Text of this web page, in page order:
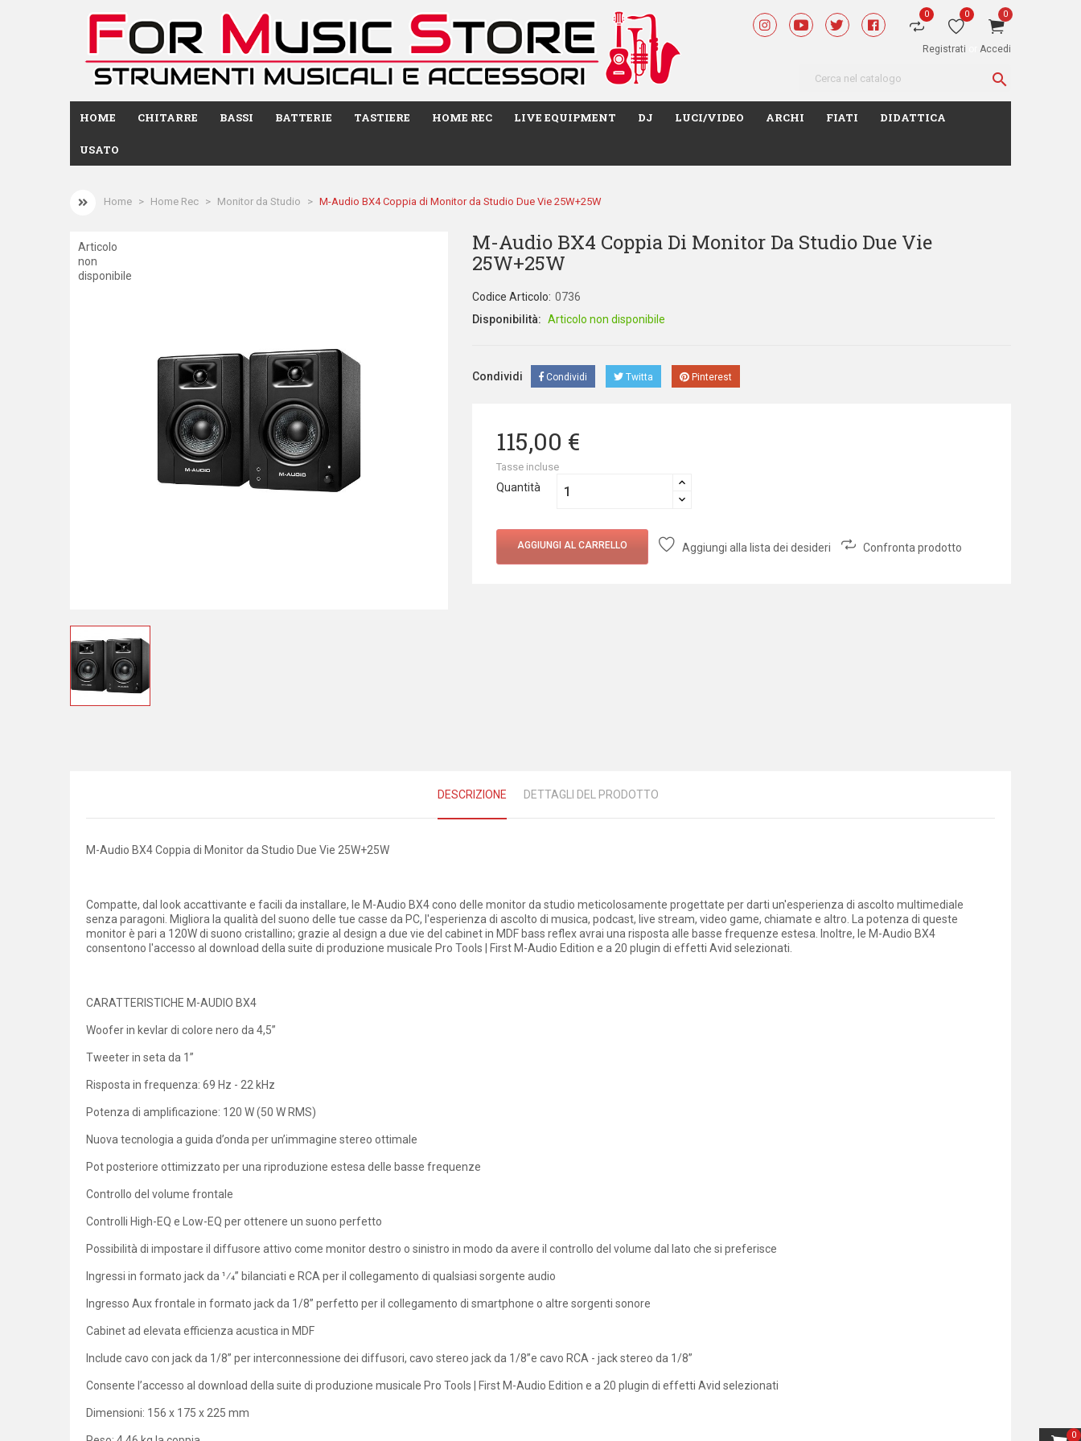
0
0
0
Registrati Accedi

HOME CHITARRE BASSI BATTERIE TASTIERE HOME REC LIVE EQUIPMENT DJ LUCI/VIDEO ARCHI FIATI DIDATTICA
USATO
Home Home Rec Monitor da Studio M-Audio BX4 Coppia di Monitor da Studio Due Vie 25W+25W
Articolo
non
disponibile
M-Audio BX4 Coppia Di Monitor Da Studio Due Vie
25W+25W
Codice Articolo: 0736
Disponibilità: Articolo non disponibile
Condividi Condividi Twitta Pinterest
115,00 €
Tasse incluse
Quantità
AGGIUNGI AL CARRELLO Aggiungi alla lista dei desideri Confronta prodotto
DESCRIZIONE DETTAGLI DEL PRODOTTO
M-Audio BX4 Coppia di Monitor da Studio Due Vie 25W+25W
Compatte, dal look accattivante e facili da installare, le M-Audio BX4 cono delle monitor da studio meticolosamente progettate per darti un'esperienza di ascolto multimediale
senza paragoni. Migliora la qualità del suono delle tue casse da PC, l'esperienza di ascolto di musica, podcast, live stream, video game, chiamate e altro. La potenza di queste
monitor è pari a 120W di suono cristallino; grazie al design a due vie del cabinet in MDF bass reflex avrai una risposta alle basse frequenze estesa. Inoltre, le M-Audio BX4
consentono l'accesso al download della suite di produzione musicale Pro Tools | First M-Audio Edition e a 20 plugin di effetti Avid selezionati.
CARATTERISTICHE M-AUDIO BX4
Woofer in kevlar di colore nero da 4,5”
Tweeter in seta da 1”
Risposta in frequenza: 69 Hz - 22 kHz
Potenza di amplificazione: 120 W (50 W RMS)
Nuova tecnologia a guida d’onda per un’immagine stereo ottimale
Pot posteriore ottimizzato per una riproduzione estesa delle basse frequenze
Controllo del volume frontale
Controlli High-EQ e Low-EQ per ottenere un suono perfetto
Possibilità di impostare il diffusore attivo come monitor destro o sinistro in modo da avere il controllo del volume dal lato che si preferisce
Ingressi in formato jack da 1⁄4” bilanciati e RCA per il collegamento di qualsiasi sorgente audio
Ingresso Aux frontale in formato jack da 1/8” perfetto per il collegamento di smartphone o altre sorgenti sonore
Cabinet ad elevata efficienza acustica in MDF
Include cavo con jack da 1/8” per interconnessione dei diffusori, cavo stereo jack da 1/8”e cavo RCA - jack stereo da 1/8”
Consente l’accesso al download della suite di produzione musicale Pro Tools | First M-Audio Edition e a 20 plugin di effetti Avid selezionati
Dimensioni: 156 x 175 x 225 mm
0